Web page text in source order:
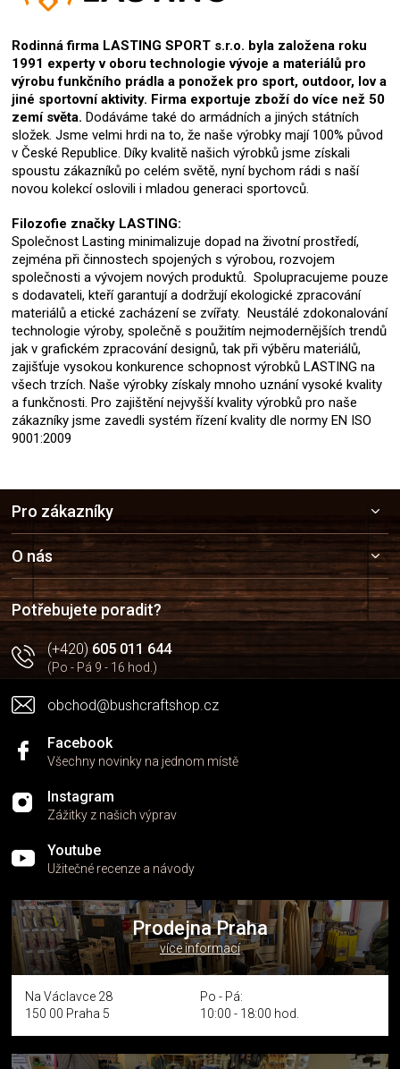
Rodinná firma LASTING SPORT s.r.o. byla založena roku
1991 experty v oboru technologie vývoje a materiálů pro
výrobu funkčního prádla a ponožek pro sport, outdoor, lov a
jiné sportovní aktivity. Firma exportuje zboží do více než 50
zemí světa. Dodáváme také do armádních a jiných státních
složek. Jsme velmi hrdi na to, že naše výrobky mají 100% původ
v České Republice. Díky kvalitě našich výrobků jsme získali
spoustu zákazníků po celém světě, nyní bychom rádi s naší
novou kolekcí oslovili i mladou generaci sportovců.
Filozofie značky LASTING:
Společnost Lasting minimalizuje dopad na životní prostředí,
zejména při činnostech spojených s výrobou, rozvojem
společnosti a vývojem nových produktů. Spolupracujeme pouze
s dodavateli, kteří garantují a dodržují ekologické zpracování
materiálů a etické zacházení se zvířaty. Neustálé zdokonalování
technologie výroby, společně s použitím nejmodernějších trendů
jak v grafickém zpracování designů, tak při výběru materiálů,
zajišťuje vysokou konkurence schopnost výrobků LASTING na
všech trzích. Naše výrobky získaly mnoho uznání vysoké kvality
a funkčnosti. Pro zajištění nejvyšší kvality výrobků pro naše
zákazníky jsme zavedli systém řízení kvality dle normy EN ISO
9001:2009
a
t
í
Pro zákazníky
O nás
Potřebujete poradit?
(+420)605 011 644
(Po - Pá 9 - 16 hod.)
obchod@bushcraftshop.cz
Facebook
Všechny novinky na jednom místě
Instagram
Zážitky z našich výprav
Youtube
Užitečné recenze a návody
Prodejna Praha
více informací
Na Václavce 28
150 00 Praha 5
Po - Pá:
10:00 - 18:00 hod.